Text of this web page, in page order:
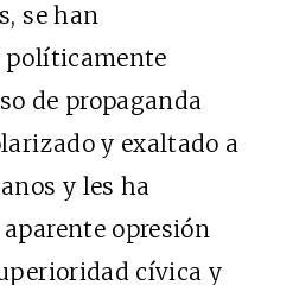
se han
de propaganda
y exaltado a
y les ha
opresión
cívica y